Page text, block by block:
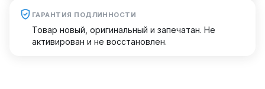
ГАРАНТИЯ ПОДЛИННОСТИ
Товар новый, оригинальный и запечатан. Не
активирован и не восстановлен.